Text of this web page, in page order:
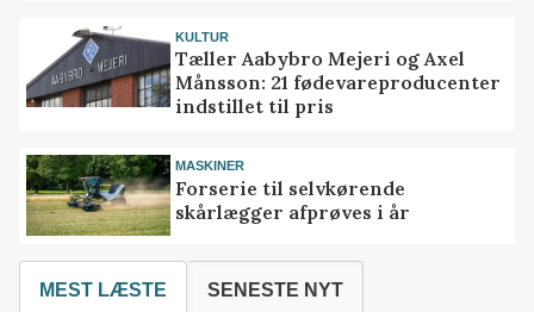
KULTUR
Tæller Aabybro Mejeri og Axel
Månsson: 21 fødevareproducenter
indstillet til pris
MASKINER
Forserie til selvkørende
skårlægger afprøves i år
MEST LÆSTE SENESTE NYT